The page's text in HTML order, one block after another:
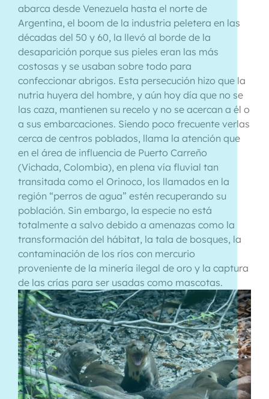
abarca desde Venezuela hasta el norte de
Argentina, el boom de la industria peletera en las
décadas del 50 y 60, la llevó al borde de la
desaparición porque sus pieles eran las más
costosas y se usaban sobre todo para
confeccionar abrigos. Esta persecución hizo que la
nutria huyera del hombre, y aún hoy día que no se
las caza, mantienen su recelo y no se acercan a él o
a sus embarcaciones. Siendo poco frecuente verlas
cerca de centros poblados, llama la atención que
en el área de influencia de Puerto Carreño
(Vichada, Colombia), en plena vía fluvial tan
transitada como el Orinoco, los llamados en la
región “perros de agua” estén recuperando su
población. Sin embargo, la especie no está
totalmente a salvo debido a amenazas como la
transformación del hábitat, la tala de bosques, la
contaminación de los ríos con mercurio
proveniente de la minería ilegal de oro y la captura
de las crías para ser usadas como mascotas.